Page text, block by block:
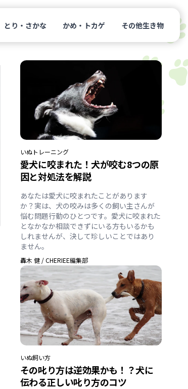
とり・さかな かめ・トカゲ その他生き物
いぬトレーニング
愛犬に咬まれた！犬が咬む8つの原
因と対処法を解説
あなたは愛犬に咬まれたことがあります
か？実は、犬の咬みは多くの飼い主さんが
悩む問題行動のひとつです。愛犬に咬まれた
となかなか相談できずにいる方もいるかも
しれませんが、決して珍しいことではあり
ません。
轟木 健/CHERIEE編集部
いぬ飼い方
その叱り方は逆効果かも！？犬に
伝わる正しい叱り方のコツ